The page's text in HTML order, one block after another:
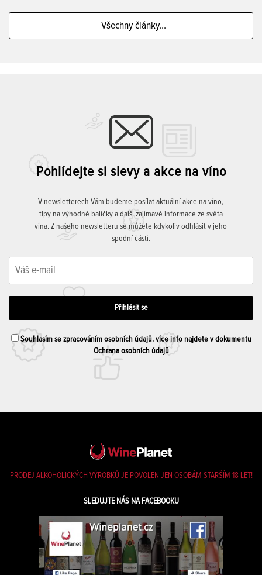
Všechny články...
Pohlídejte si slevy a akce na víno
V newsletterech Vám budeme posílat aktuální akce na víno,
tipy na výhodné balíčky a další zajímavé informace ze světa
vína. Z našeho newsletteru se můžete kdykoliv odhlásit v jeho
spodní části.
Souhlasím se zpracováním osobních údajů. více info najdete v dokumentu
Ochrana osobních údajů
PRODEJ ALKOHOLICKÝCH VÝROBKŮ JE POVOLEN JEN OSOBÁM STARŠÍM 18 LET!
SLEDUJTE NÁS NA FACEBOOKU